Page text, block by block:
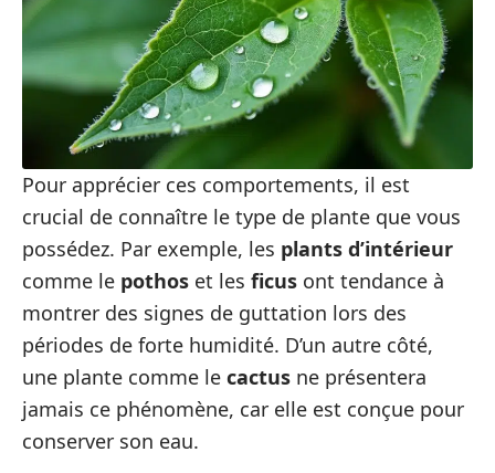
Pour apprécier ces comportements, il est
crucial de connaître le type de plante que vous
possédez. Par exemple, les plants d’intérieur
comme le pothos et les ficus ont tendance à
montrer des signes de guttation lors des
périodes de forte humidité. D’un autre côté,
une plante comme le cactus ne présentera
jamais ce phénomène, car elle est conçue pour
conserver son eau.